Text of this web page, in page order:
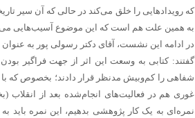
که رویدادهایی را خلق می‌کند در حالی که آن سیر
به همین علت هم است که این موضوع آسیب‌هایی
در ادامه این نشست، آقای دکتر رسولی پور به عنوان
گفتند: کتابی به وسعت این اثر از جهت فراگیر
شفاهی را کم‌وبیش مدنظر قرار دادند؛ بخصوص که با
غوری هم در فعالیت‌های انجام‌شده بعد از انقلاب
نمره‌ای به یک کار پژوهشی بدهیم، این نمره باید